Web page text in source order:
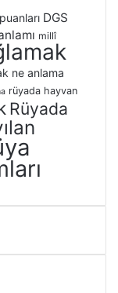
DGS
millî
ne anlama
rüyada hayvan
Rüyada